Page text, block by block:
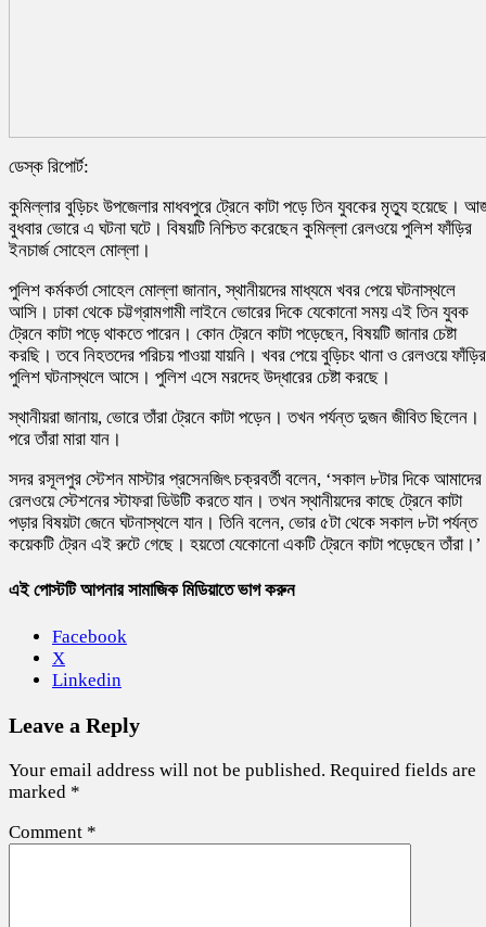
ডেস্ক রিপোর্ট:
কুমিল্লার বুড়িচং উপজেলার মাধবপুরে ট্রেনে কাটা পড়ে তিন যুবকের মৃত্যু হয়েছে।
বুধবার ভোরে এ ঘটনা ঘটে। বিষয়টি নিশ্চিত করেছেন কুমিল্লা রেলওয়ে পুলিশ ফাঁড়ির
ইনচার্জ সোহেল মোল্লা।
পুলিশ কর্মকর্তা সোহেল মোল্লা জানান, স্থানীয়দের মাধ্যমে খবর পেয়ে ঘটনাস্থলে
আসি। ঢাকা থেকে চট্টগ্রামগামী লাইনে ভোরের দিকে যেকোনো সময় এই তিন যুবক
ট্রেনে কাটা পড়ে থাকতে পারেন। কোন ট্রেনে কাটা পড়েছেন, বিষয়টি জানার চেষ্টা
করছি। তবে নিহতদের পরিচয় পাওয়া যায়নি। খবর পেয়ে বুড়িচং থানা ও রেলওয়ে ফাঁড়ির
পুলিশ ঘটনাস্থলে আসে। পুলিশ এসে মরদেহ উদ্ধারের চেষ্টা করছে।
স্থানীয়রা জানায়, ভোরে তাঁরা ট্রেনে কাটা পড়েন। তখন পর্যন্ত দুজন জীবিত ছিলেন।
পরে তাঁরা মারা যান।
সদর রসূলপুর স্টেশন মাস্টার প্রসেনজিৎ চক্রবর্তী বলেন, ‘সকাল ৮টার দিকে আমাদের
রেলওয়ে স্টেশনের স্টাফরা ডিউটি করতে যান। তখন স্থানীয়দের কাছে ট্রেনে কাটা
পড়ার বিষয়টা জেনে ঘটনাস্থলে যান। তিনি বলেন, ভোর ৫টা থেকে সকাল ৮টা পর্যন্ত
কয়েকটি ট্রেন এই রুটে গেছে। হয়তো যেকোনো একটি ট্রেনে কাটা পড়েছেন তাঁরা।’
এই পোস্টটি আপনার সামাজিক মিডিয়াতে ভাগ করুন
Facebook
X
Linkedin
Leave a Reply
Your email address will not be published. Required fields are
marked *
Comment *